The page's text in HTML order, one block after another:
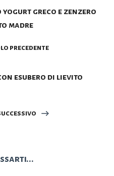
yogurt greco e zenzero
madre
precedente
esubero di lievito